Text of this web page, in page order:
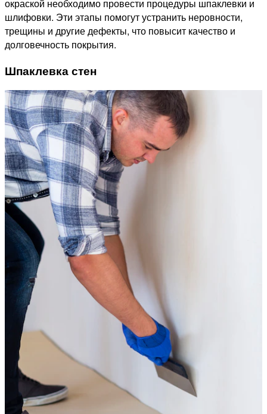
окраской необходимо провести процедуры шпаклевки и
шлифовки. Эти этапы помогут устранить неровности,
трещины и другие дефекты, что повысит качество и
долговечность покрытия.
Шпаклевка стен